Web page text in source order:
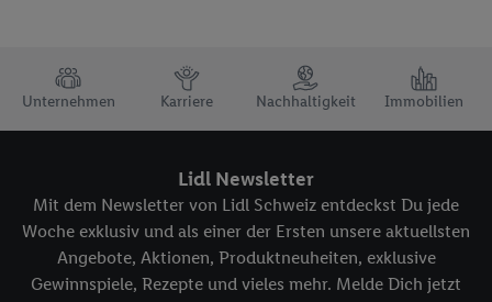
TRUSTBAR
Unternehmen Karriere Nachhaltigkeit Immobilien
Lidl Newsletter
Mit dem Newsletter von Lidl Schweiz entdeckst Du jede
Woche exklusiv und als einer der Ersten unsere aktuellsten
Angebote, Aktionen, Produktneuheiten, exklusive
Gewinnspiele, Rezepte und vieles mehr. Melde Dich jetzt